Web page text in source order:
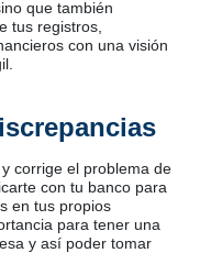
que también
tus registros,
con una visión
corrige el problema de
con tu banco para
en tus propios
para tener una
y así poder tomar